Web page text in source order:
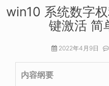
win10 系统数字
键激活 简
2022年4月9日
内容纲要